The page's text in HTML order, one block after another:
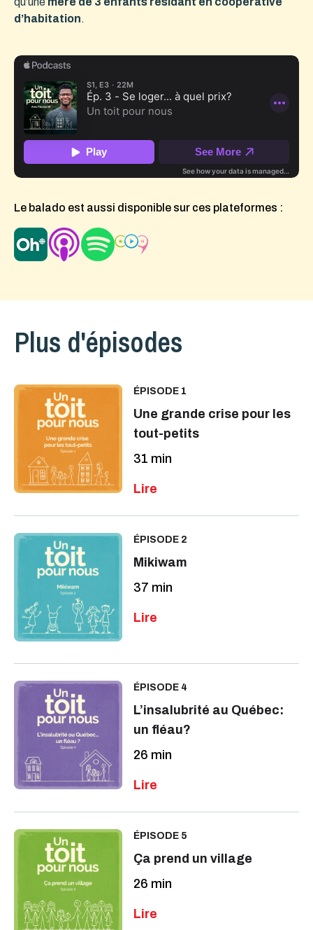
d’habitation.
Le balado est aussi disponible sur ces plateformes :
Plus d'épisodes
ÉPISODE 1
Une grande crise pour les
tout-petits
31 min
ÉPISODE 2
Mikiwam
37 min
ÉPISODE 4
L’insalubrité au Québec:
un fléau?
26 min
ÉPISODE 5
Ça prend un village
26 min